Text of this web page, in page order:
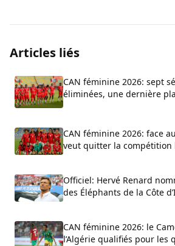
Articles liés
CAN féminine 2026: sept
éliminées, une dernière
CAN féminine 2026: face
veut quitter la compétition
Officiel: Hervé Renard
des Éléphants de la Côte
CAN féminine 2026: le
l’Algérie qualifiés pour les